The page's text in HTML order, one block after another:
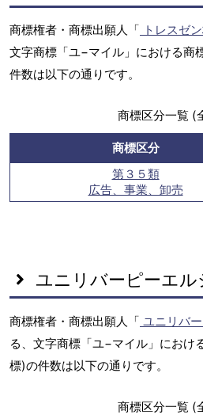
商標権者・商標出願人「 トレスゼ
文字商標「ユ−マイル」における商
件数は以下の通りです。
商標区分一覧 (
商標区分
第３５類
広告、事業、卸売
ユニリバーピーエル
商標権者・商標出願人「 ユニリバ
る、文字商標「ユ−マイル」におけ
標)の件数は以下の通りです。
商標区分一覧 (